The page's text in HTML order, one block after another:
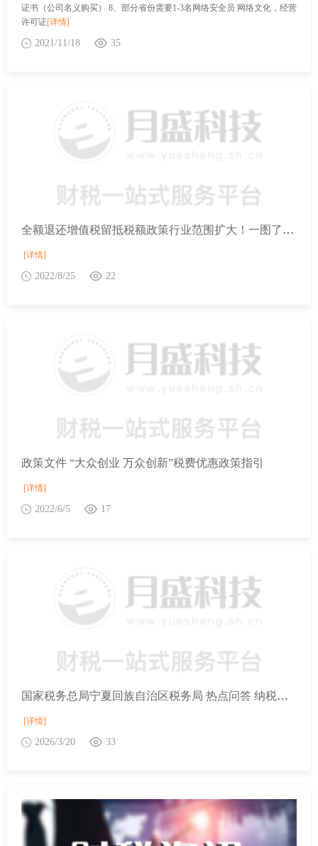
证书（公司名义购买） 8、部分省份需要1-3名网络安全员 网络文化，经营
许可证[详情]
2021/11/18 35
全额退还增值税留抵税额政策行业范围扩大！一图了解政策要点
[详情]
2022/8/25 22
政策文件 “大众创业 万众创新”税费优惠政策指引
[详情]
2022/6/5 17
国家税务总局宁夏回族自治区税务局 热点问答 纳税人跨地区提供建筑服务如何计算应预缴的增值税？
[详情]
2026/3/20 33